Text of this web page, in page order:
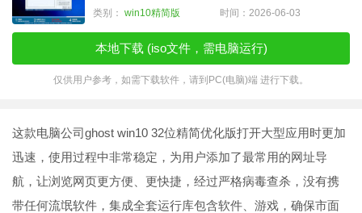
类别： win10精简版 时间：2026-06-03
本地下载 (iso文件，需电脑运行)
仅供用户参考，如需下载软件，请到PC(电脑)端 进行下载。
这款电脑公司ghost win10 32位精简优化版打开大型应用时更加
迅速，使用过程中非常稳定，为用户添加了最常用的网址导
航，让浏览网页更方便、更快捷，经过严格病毒查杀，没有携
带任何流氓软件，集成全套运行库包含软件、游戏，确保市面